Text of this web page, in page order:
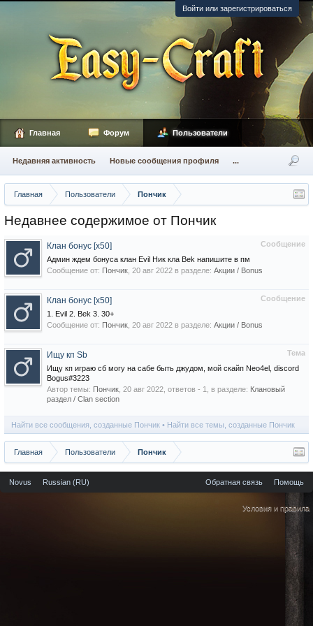
Войти или зарегистрироваться
Главная Пользователи Пончик
Недавнее содержимое от Пончик
Сообщение
Клан бонус [x50]
Админ ждем бонуса клан Evil Ник кла Bek напишите в пм
Сообщение от: Пончик 20 авг 2022 в разделе: Акции / Bonus
Сообщение
Клан бонус [x50]
1. Evil 2. Bek 3. 30+
Сообщение от: Пончик 20 авг 2022 в разделе: Акции / Bonus
Тема
Ищу кп Sb
Ищу кп играю сб могу на сабе быть джудом, мой скайп Neo4el, discord
Bogus#3223
Автор темы: Пончик 20 авг 2022 , ответов - 1, в разделе: Клановый
раздел / Сlan section
Найти все сообщения, созданные Пончик Найти все темы, созданные Пончик
Главная Пользователи Пончик
Главная Форум Пользователи
Недавняя активность Новые сообщения профиля ...
Novus Russian (RU) Обратная связь Помощь
Условия и правила